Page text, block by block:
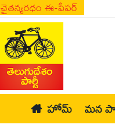
చైతన్యరధం ఈ-పేపర్
హోమ్ మన